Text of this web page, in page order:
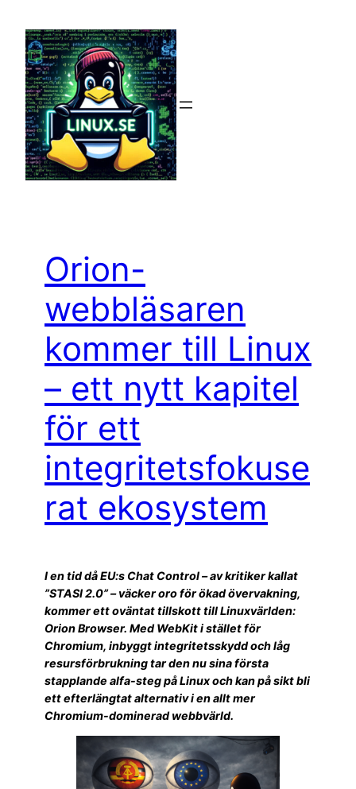
innehåll
Orion-
webbläsaren
kommer till Linux
– ett nytt kapitel
för ett
integritetsfokuse
rat ekosystem
I en tid då EU:s Chat Control – av kritiker kallat
”STASI 2.0” – väcker oro för ökad övervakning,
kommer ett oväntat tillskott till Linuxvärlden:
Orion Browser. Med WebKit i stället för
Chromium, inbyggt integritetsskydd och låg
resursförbrukning tar den nu sina första
stapplande alfa-steg på Linux och kan på sikt bli
ett efterlängtat alternativ i en allt mer
Chromium-dominerad webbvärld.